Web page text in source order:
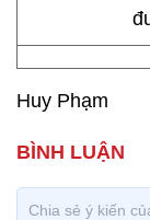
Huy Phạm